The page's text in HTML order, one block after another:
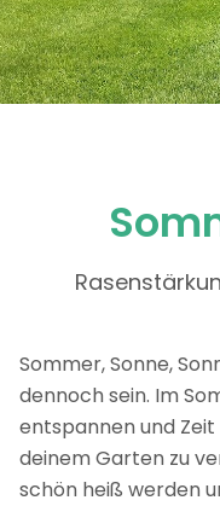
Sommer, Sonne,
dennoch sein. Im
entspannen und
deinem Garten zu
schön heiß werden